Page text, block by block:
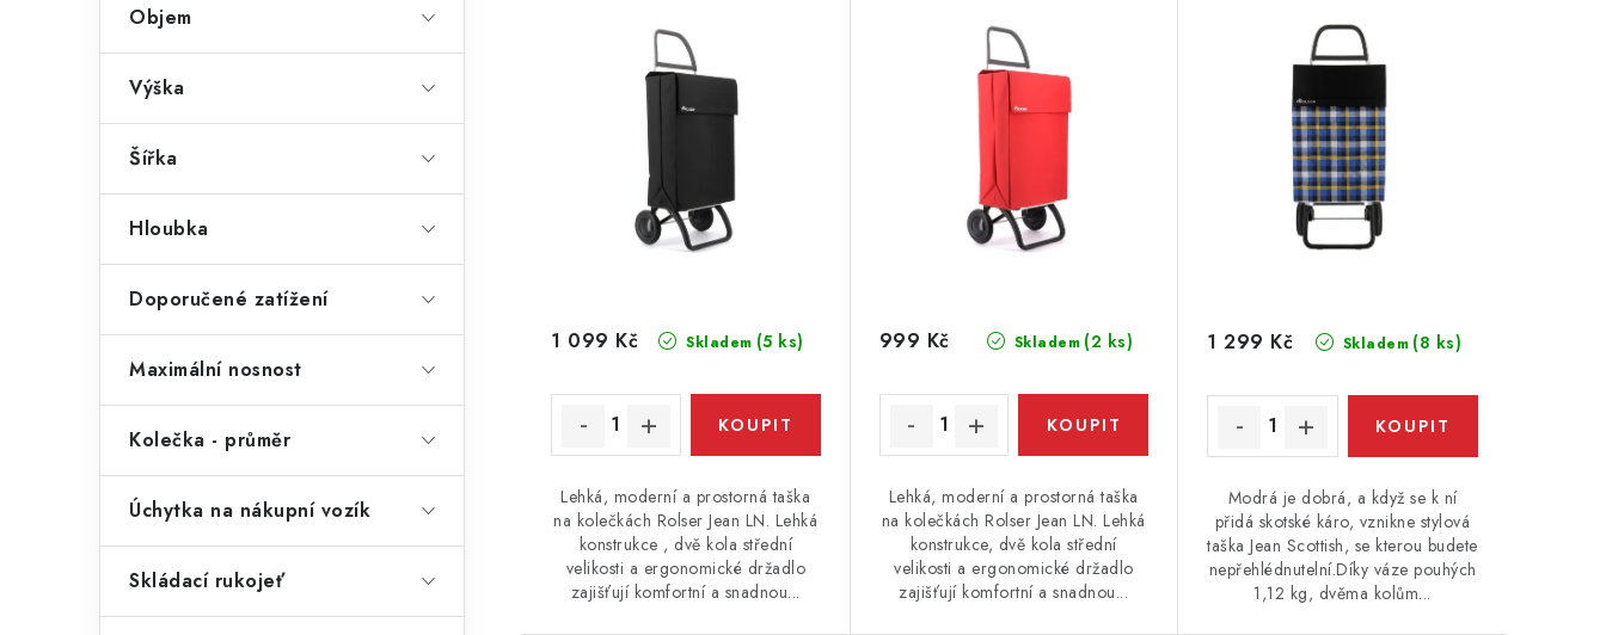
l
Objem
Výška
Šířka
Hloubka
Doporučené zatížení
Maximální nosnost
Kolečka - průměr
Úchytka na nákupní vozík
Skládací rukojeť
r
o
d
u
t
ů
Skladem (5 ks)
1 099 Kč
Lehká, moderní a prostorná taška
na kolečkách Rolser Jean LN. Lehká
konstrukce , dvě kola střední
velikosti a ergonomické držadlo
zajišťují komfortní a snadnou...
Skladem (2 ks)
999 Kč
Lehká, moderní a prostorná taška
na kolečkách Rolser Jean LN. Lehká
konstrukce, dvě kola střední
velikosti a ergonomické držadlo
zajišťují komfortní a snadnou...
Skladem (8 ks)
1 299 Kč
Modrá je dobrá, a když se k ní
přidá skotské káro, vznikne stylová
taška Jean Scottish, se kterou budete
nepřehlédnutelní.Díky váze pouhých
1,12 kg, dvěma kolům...